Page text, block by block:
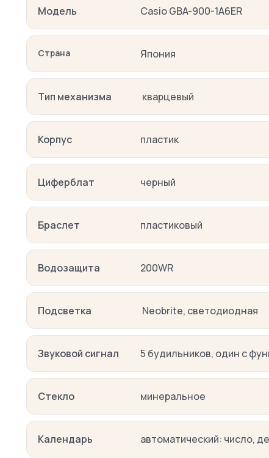
Модель Casio GBA-900-1A6ER
Страна Япония
Тип механизма кварцевый
Корпус пластик
Циферблат черный
Браслет пластиковый
Водозащита 200WR
Подсветка Neobrite, светодиодная
Звуковой сигнал 5 будильников, один с
Стекло минеральное
Календарь автоматический: число,